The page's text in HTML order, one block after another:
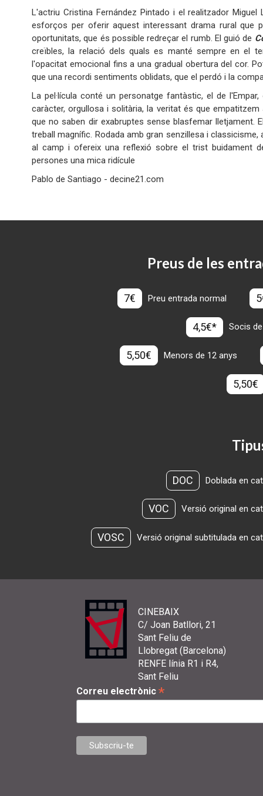
L'actriu Cristina Fernández Pintado i el realitzador
esforços per oferir aquest interessant drama rural que
oportunitats, que és possible redreçar el rumb. El guió de
creïbles, la relació dels quals es manté sempre en el
l'opacitat emocional fins a una gradual obertura del cor.
que una recordi sentiments oblidats, que el perdó i la
La pel·lícula conté un personatge fantàstic, el de
caràcter, orgullosa i solitària, la veritat és que
que no saben dir exabruptes sense blasfemar lletjament.
treball magnífic. Rodada amb gran senzillesa i
al camp i ofereix una reflexió sobre el trist buidament
persones una mica ridícule
Pablo de Santiago - decine21.com
Preus de les
7€ Preu entrada normal
4,5€* Socis
5,50€ Menors de 12 anys
5,50€
DOC Doblada en
VOC Versió original en
VOSC Versió original subtitulada en
CINEBAIX
C/ Joan Batllori, 21
Sant Feliu de
Llobregat (Barcelona)
RENFE línia R1 i R4,
Sant Feliu
Correu electrònic *